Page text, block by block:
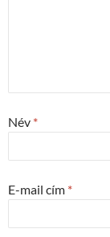
Név *
E-mail cím *